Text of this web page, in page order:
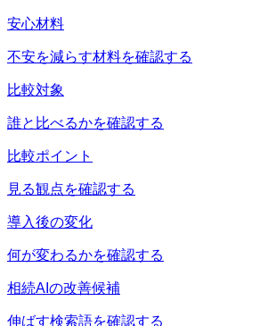
安心材料
不安を減らす材料を確認する
比較対象
誰と比べるかを確認する
比較ポイント
見る観点を確認する
導入後の変化
何が変わるかを確認する
相続AIの改善候補
伸ばす検索語を確認する